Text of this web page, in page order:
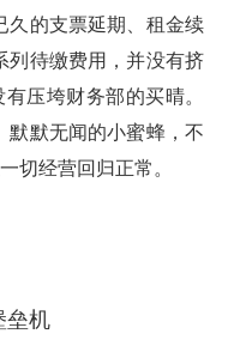
久的支票延期、租金续
列待缴费用，并没有挤
压垮财务部的买晴。
默默无闻的小蜜蜂，不
切经营回归正常。
垒机